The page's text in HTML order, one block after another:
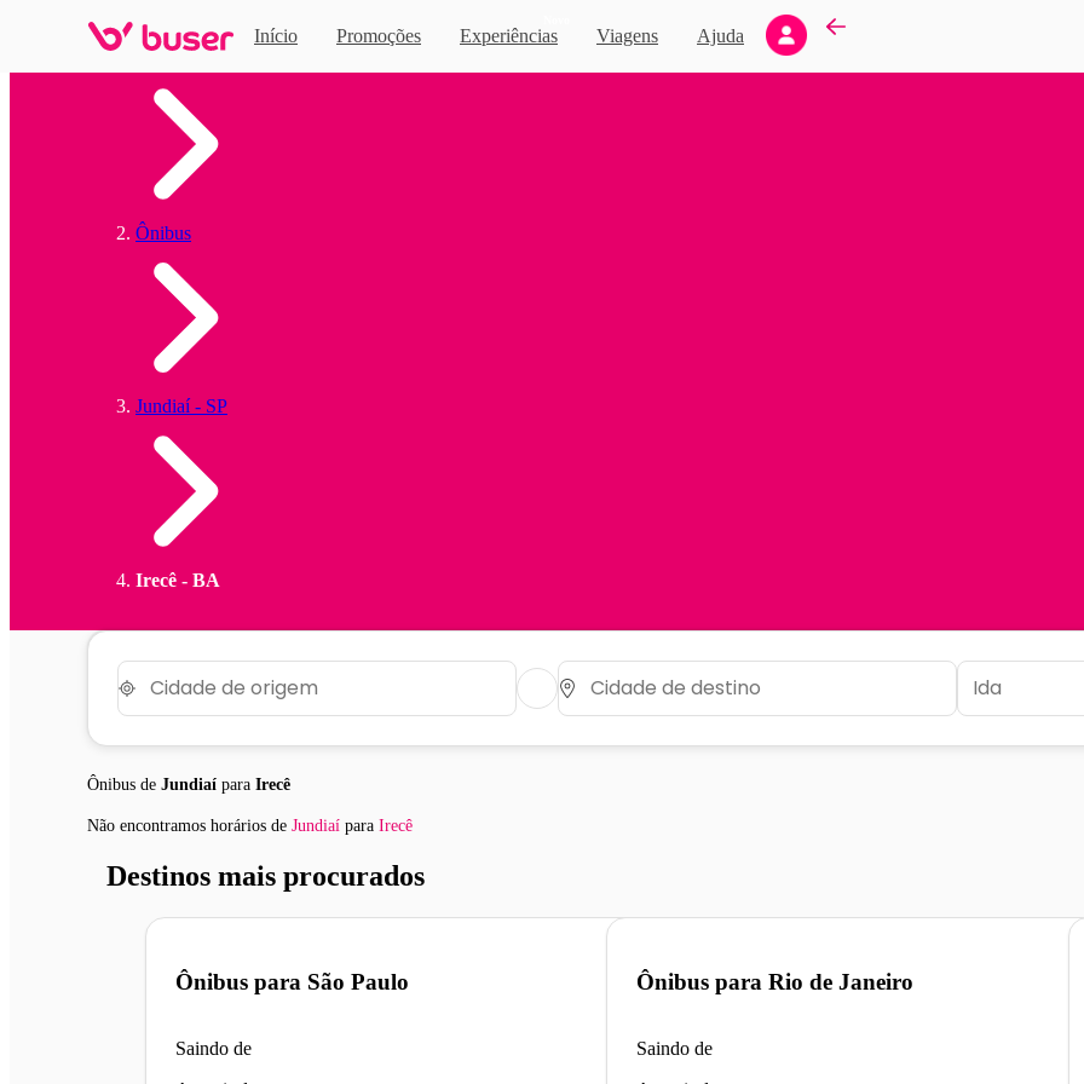
Início Promoções Experiências Viagens
Ajuda
Ônibus
Jundiaí - SP
Irecê - BA
Ônibus de Jundiaí para Irecê
Não encontramos horários de Jundiaí para Irecê
Destinos mais procurados
Ônibus para São Paulo
Saindo de
Ônibus paraRio de Janeiro
Saindo de